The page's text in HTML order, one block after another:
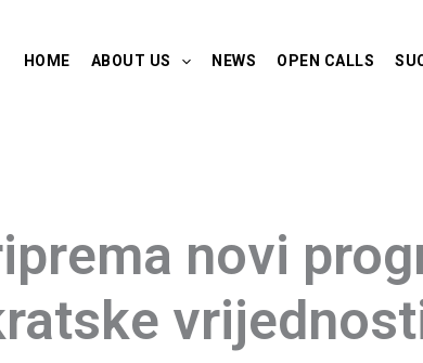
HOME ABOUT US NEWS OPEN CALLS
novi